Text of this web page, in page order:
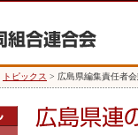
トピックス > 広島県編集責任者